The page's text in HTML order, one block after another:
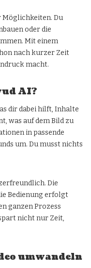
Möglichkeiten. Du
oder die
Mit einem
nach kurzer Zeit
macht.
AI?
dir dabei hilft, Inhalte
was auf dem Bild zu
in passende
um. Du musst nichts
Die
Bedienung erfolgt
ganzen Prozess
nicht nur Zeit,
umwandeln